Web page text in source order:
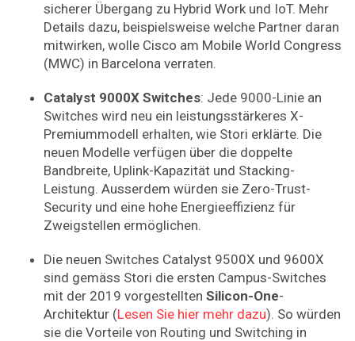
sicherer Übergang zu Hybrid Work und IoT. Mehr
Details dazu, beispielsweise welche Partner daran
mitwirken, wolle Cisco am Mobile World Congress
(MWC) in Barcelona verraten.
Catalyst 9000X Switches: Jede 9000-Linie an
Switches wird neu ein leistungsstärkeres X-
Premiummodell erhalten, wie Stori erklärte. Die
neuen Modelle verfügen über die doppelte
Bandbreite, Uplink-Kapazität und Stacking-
Leistung. Ausserdem würden sie Zero-Trust-
Security und eine hohe Energieeffizienz für
Zweigstellen ermöglichen.
Die neuen Switches Catalyst 9500X und 9600X
sind gemäss Stori die ersten Campus-Switches
mit der 2019 vorgestellten Silicon-One-
Architektur (Lesen Sie hier mehr dazu). So würden
sie die Vorteile von Routing und Switching in